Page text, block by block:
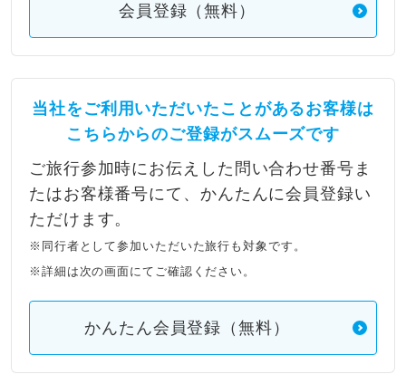
会員登録（無料）
当社をご利用いただいたことがあるお客様は
こちらからのご登録がスムーズです
ご旅行参加時にお伝えした問い合わせ番号ま
たはお客様番号にて、かんたんに会員登録い
ただけます。
※同行者として参加いただいた旅行も対象です。
※詳細は次の画面にてご確認ください。
かんたん会員登録（無料）